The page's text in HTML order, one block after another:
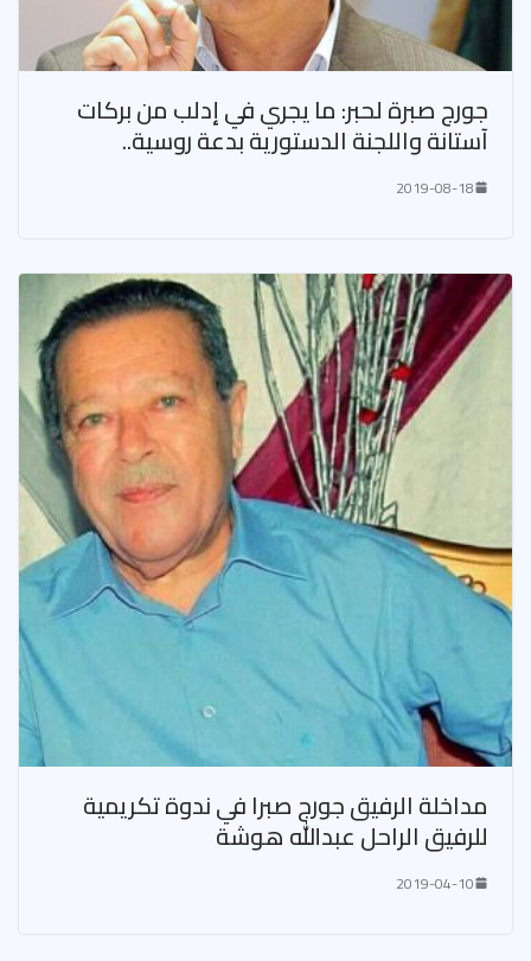
جورج صبرة لحبر: ما يجري في إدلب من بركات
آستانة واللجنة الدستورية بدعة روسية..
2019-08-18
مداخلة الرفيق جورج صبرا في ندوة تكريمية
للرفيق الراحل عبدالله هوشة
2019-04-10